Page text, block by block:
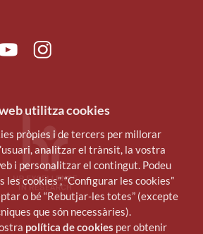
Instagram
utilitza cookies
pròpies i de tercers per millorar
analitzar el trànsit, la vostra
i personalitzar el contingut. Podeu
les cookies”, “Configurar les cookies”
o bé “Rebutjar-les totes” (excepte
que són necessàries).
política de cookies per obtenir